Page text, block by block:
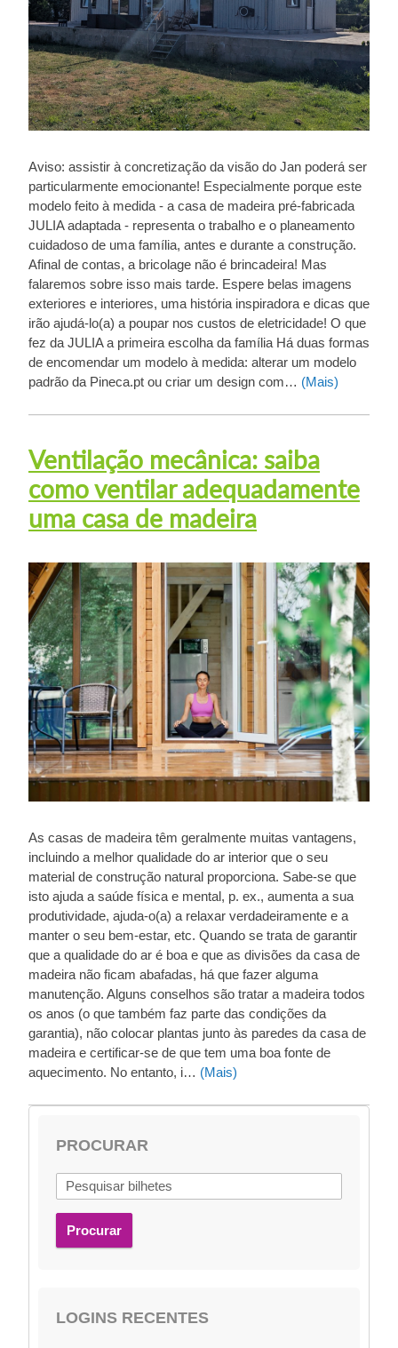
Aviso: assistir à concretização da visão do Jan poderá ser
particularmente emocionante! Especialmente porque este
modelo feito à medida - a casa de madeira pré-fabricada
JULIA adaptada - representa o trabalho e o planeamento
cuidadoso de uma família, antes e durante a construção.
Afinal de contas, a bricolage não é brincadeira! Mas
falaremos sobre isso mais tarde. Espere belas imagens
exteriores e interiores, uma história inspiradora e dicas que
irão ajudá-lo(a) a poupar nos custos de eletricidade! O que
fez da JULIA a primeira escolha da família Há duas formas
de encomendar um modelo à medida: alterar um modelo
padrão da Pineca.pt ou criar um design com… (Mais)
Ventilação mecânica: saiba
como ventilar adequadamente
uma casa de madeira
As casas de madeira têm geralmente muitas vantagens,
incluindo a melhor qualidade do ar interior que o seu
material de construção natural proporciona. Sabe-se que
isto ajuda a saúde física e mental, p. ex., aumenta a sua
produtividade, ajuda-o(a) a relaxar verdadeiramente e a
manter o seu bem-estar, etc. Quando se trata de garantir
que a qualidade do ar é boa e que as divisões da casa de
madeira não ficam abafadas, há que fazer alguma
manutenção. Alguns conselhos são tratar a madeira todos
os anos (o que também faz parte das condições da
garantia), não colocar plantas junto às paredes da casa de
madeira e certificar-se de que tem uma boa fonte de
aquecimento. No entanto, i… (Mais)
PROCURAR
Procurar
LOGINS RECENTES